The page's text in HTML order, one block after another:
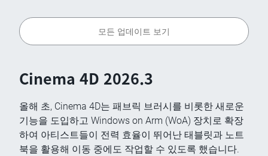
모든 업데이트 보기
Cinema 4D 2026.3
올해 초, Cinema 4D는 패브릭 브러시를 비롯한 새로운
기능을 도입하고 Windows on Arm (WoA) 장치로 확장
하여 아티스트들이 전력 효율이 뛰어난 태블릿과 노트
북을 활용해 이동 중에도 작업할 수 있도록 했습니다.